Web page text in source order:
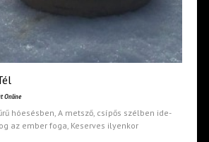
Online
hóesésben, A metsző, csípős szélben ide-
az ember foga, Keserves ilyenkor